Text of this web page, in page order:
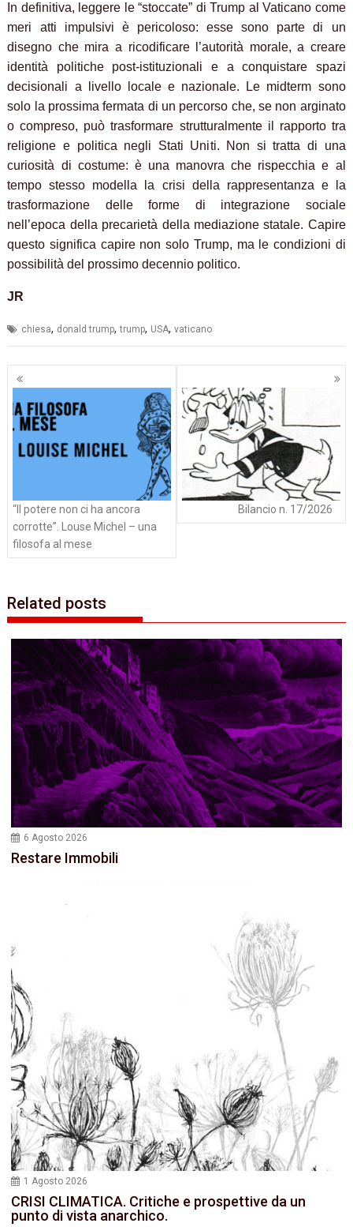
In definitiva, leggere le “stoccate” di Trump al Vaticano come
meri atti impulsivi è pericoloso: esse sono parte di un
disegno che mira a ricodificare l’autorità morale, a creare
identità politiche post-istituzionali e a conquistare spazi
decisionali a livello locale e nazionale. Le midterm sono
solo la prossima fermata di un percorso che, se non arginato
o compreso, può trasformare strutturalmente il rapporto tra
religione e politica negli Stati Uniti. Non si tratta di una
curiosità di costume: è una manovra che rispecchia e al
tempo stesso modella la crisi della rappresentanza e la
trasformazione delle forme di integrazione sociale
nell’epoca della precarietà della mediazione statale. Capire
questo significa capire non solo Trump, ma le condizioni di
possibilità del prossimo decennio politico.
JR
chiesa, donald trump,trump, USA,vaticano
Navigazione
articoli
“Il potere non ci ha ancora
corrotte”. Louse Michel – una
filosofa al mese
Bilancio n. 17/2026
Related posts
6 Agosto 2026
Restare Immobili
1 Agosto 2026
CRISI CLIMATICA. Critiche e prospettive da un
punto di vista anarchico.